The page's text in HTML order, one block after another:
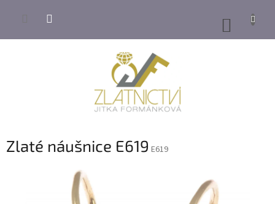
KOŠÍK
Zlaté náušnice E619 E619